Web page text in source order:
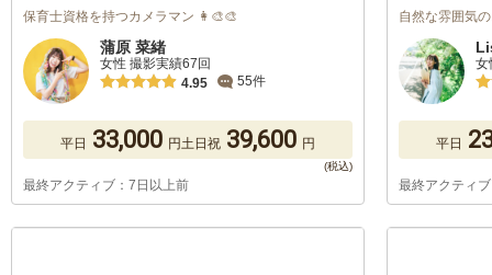
保育士資格を持つカメラマン 👩‍🎨🎨
蒲原 菜緒
女性 撮影実績67回
4.95
55件
平日 33,000 円土日祝 39,600 円
最終アクティブ：7日以上前
自然な雰囲気
女
平日
最終アクティ